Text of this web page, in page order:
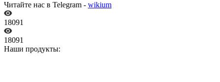
Читайте нас в Telegram - wikium
18091
18091
Наши продукты: